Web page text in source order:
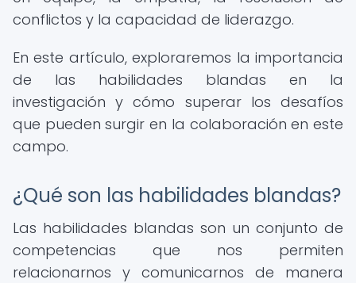
conflictos y la capacidad de liderazgo.
En este artículo, exploraremos la importancia
de las habilidades blandas en la
investigación y cómo superar los desafíos
que pueden surgir en la colaboración en este
campo.
¿Qué son las habilidades blandas?
Las habilidades blandas son un conjunto de
competencias que nos permiten
relacionarnos y comunicarnos de manera